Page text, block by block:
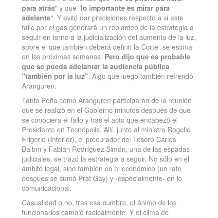
para atrás" y que "lo importante es mirar para
adelante". Y evitó dar precisiones respecto a si este
fallo por el gas generará un replanteo de la estrategia a
seguir en torno a la judicialización del aumento de la luz,
sobre el que también deberá definir la Corte -se estima-
en las próximas semanas. Pero dijo que es probable
que se pueda adelantar la audiencia pública
"también por la luz". Algo que luego también refrendó
Aranguren.
Tanto Peña como Aranguren participaron de la reunión
que se realizó en el Gobierno minutos después de que
se conociera el fallo y tras el acto que encabezó el
Presidente en Tecnópolis. Allí, junto al ministro Rogelio
Frigerio (Interior), el procurador del Tesoro Carlos
Balbín y Fabián Rodríguez Simón, una de las espadas
judiciales, se trazó la estrategia a seguir. No sólo en el
ámbito legal, sino también en el económico (un rato
después se sumó Prat Gay) y -especialmente- en lo
comunicacional.
Casualidad o no, tras esa cumbre, el ánimo de los
funcionarios cambió radicalmente. Y el clima de